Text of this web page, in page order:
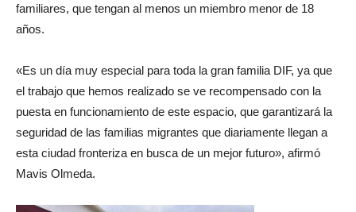
familiares, que tengan al menos un miembro menor de 18
años.
«Es un día muy especial para toda la gran familia DIF, ya que
el trabajo que hemos realizado se ve recompensado con la
puesta en funcionamiento de este espacio, que garantizará la
seguridad de las familias migrantes que diariamente llegan a
esta ciudad fronteriza en busca de un mejor futuro», afirmó
Mavis Olmeda.